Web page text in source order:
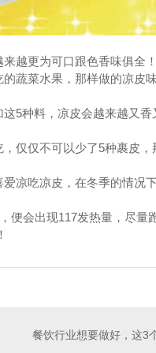
越更为可口跟色香味俱全
蔬菜水果，那样做的凉皮
5种料，凉皮会越来越又
仅仅不可以少了5种裹皮
凉吃凉皮，在冬季的情况
便会出现117发热量，尽量
餐饮行业想要做好，这3